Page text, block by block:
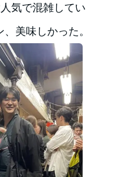
気で混雑してい
美味しかった。